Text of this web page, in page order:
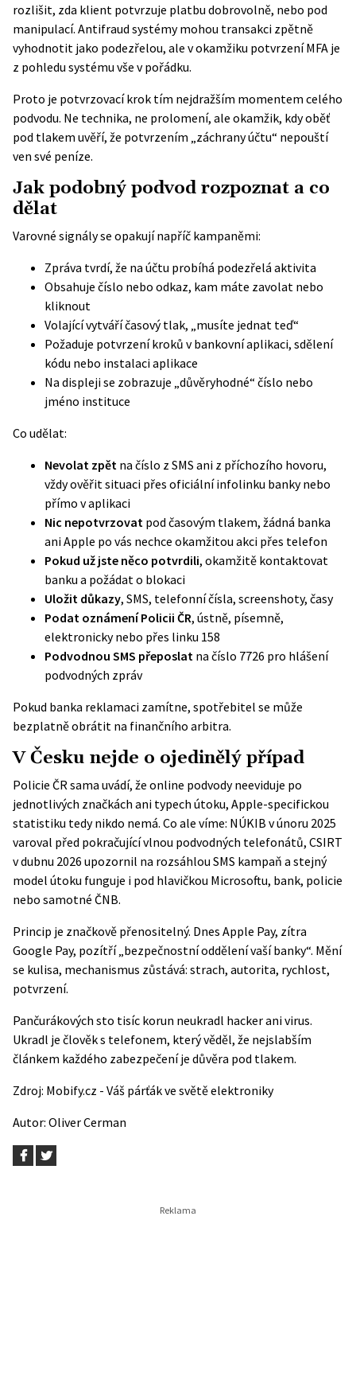
rozlišit, zda klient potvrzuje platbu dobrovolně, nebo pod
manipulací. Antifraud systémy mohou transakci zpětně
vyhodnotit jako podezřelou, ale v okamžiku potvrzení MFA je
z pohledu systému vše v pořádku.
Proto je potvrzovací krok tím nejdražším momentem celého
podvodu. Ne technika, ne prolomení, ale okamžik, kdy oběť
pod tlakem uvěří, že potvrzením „záchrany účtu“ nepouští
ven své peníze.
Jak podobný podvod rozpoznat a co
dělat
Varovné signály se opakují napříč kampaněmi:
Zpráva tvrdí, že na účtu probíhá podezřelá aktivita
Obsahuje číslo nebo odkaz, kam máte zavolat nebo
kliknout
Volající vytváří časový tlak, „musíte jednat teď“
Požaduje potvrzení kroků v bankovní aplikaci, sdělení
kódu nebo instalaci aplikace
Na displeji se zobrazuje „důvěryhodné“ číslo nebo
jméno instituce
Co udělat:
Nevolat zpět na číslo z SMS ani z příchozího hovoru,
vždy ověřit situaci přes oficiální infolinku banky nebo
přímo v aplikaci
Nic nepotvrzovat pod časovým tlakem, žádná banka
ani Apple po vás nechce okamžitou akci přes telefon
Pokud už jste něco potvrdili, okamžitě kontaktovat
banku a požádat o blokaci
Uložit důkazy, SMS, telefonní čísla, screenshoty, časy
Podat oznámení Policii ČR, ústně, písemně,
elektronicky nebo přes linku 158
Podvodnou SMS přeposlat na číslo 7726 pro hlášení
podvodných zpráv
Pokud banka reklamaci zamítne, spotřebitel se může
bezplatně obrátit na finančního arbitra.
V Česku nejde o ojedinělý případ
Policie ČR sama uvádí, že online podvody neeviduje po
jednotlivých značkách ani typech útoku, Apple-specifickou
statistiku tedy nikdo nemá. Co ale víme: NÚKIB v únoru 2025
varoval před pokračující vlnou podvodných telefonátů, CSIRT
v dubnu 2026 upozornil na rozsáhlou SMS kampaň a stejný
model útoku funguje i pod hlavičkou Microsoftu, bank, policie
nebo samotné ČNB.
Princip je značkově přenositelný. Dnes Apple Pay, zítra
Google Pay, pozítří „bezpečnostní oddělení vaší banky“. Mění
se kulisa, mechanismus zůstává: strach, autorita, rychlost,
potvrzení.
Pančurákových sto tisíc korun neukradl hacker ani virus.
Ukradl je člověk s telefonem, který věděl, že nejslabším
článkem každého zabezpečení je důvěra pod tlakem.
Zdroj: Mobify.cz - Váš párťák ve světě elektroniky
Autor: Oliver Cerman